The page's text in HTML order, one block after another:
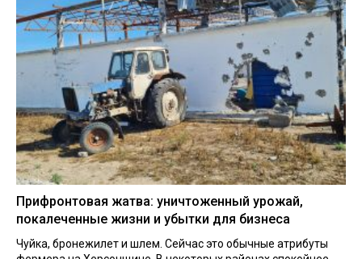
Прифронтовая жатва: уничтоженный урожай,
покалеченные жизни и убытки для бизнеса
Чуйка, бронежилет и шлем. Сейчас это обычные атрибуты